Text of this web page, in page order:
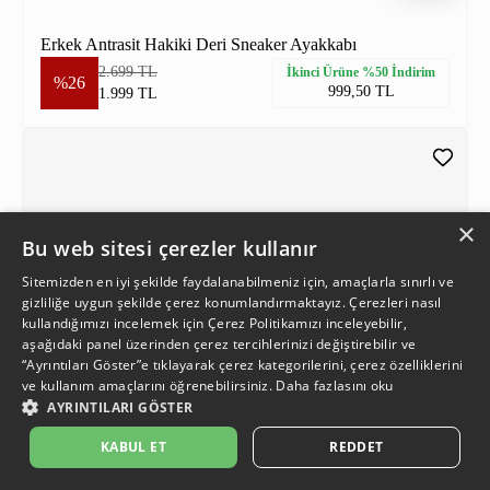
Erkek Antrasit Hakiki Deri Sneaker Ayakkabı
%26
2.699 TL
1.999 TL
İkinci Ürüne %50 İndirim
999,50 TL
×
Bu web sitesi çerezler kullanır
Sitemizden en iyi şekilde faydalanabilmeniz için, amaçlarla sınırlı ve
gizliliğe uygun şekilde çerez konumlandırmaktayız. Çerezleri nasıl
kullandığımızı incelemek içinÇerez Politikamızı inceleyebilir,
aşağıdaki panel üzerinden çerez tercihlerinizi değiştirebilir ve
“Ayrıntıları Göster”e tıklayarak çerez kategorilerini, çerez özelliklerini
ve kullanım amaçlarını öğrenebilirsiniz. Daha fazlasını oku
AYRINTILARI GÖSTER
KABUL ET REDDET